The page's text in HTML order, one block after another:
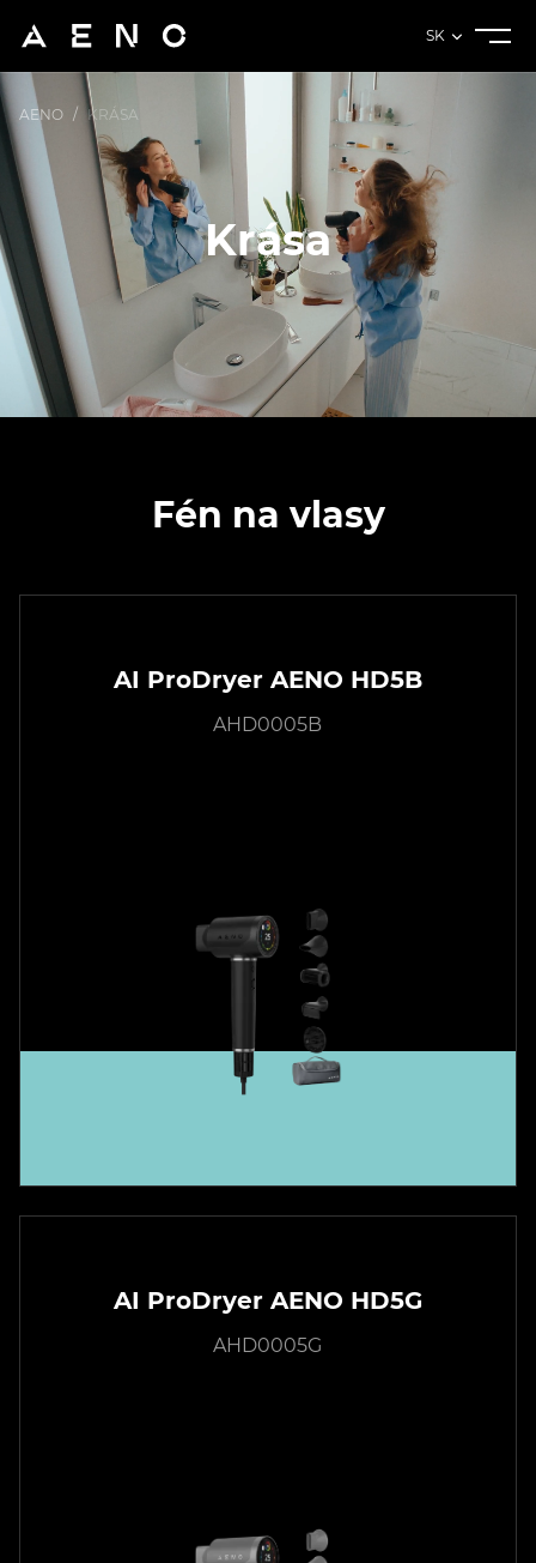
SK
AENO / KRÁSA
Krása
Fén na vlasy
AI ProDryer AENO HD5B
AHD0005B
AI ProDryer AENO HD5G
AHD0005G